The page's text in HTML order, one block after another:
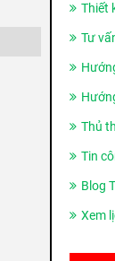
Thiết
Tư
Thủ
Tin
Blog
Xem